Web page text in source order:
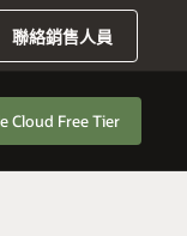
聯絡銷售人員
Cloud Free Tier